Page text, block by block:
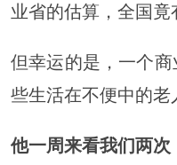
业省的估算，全国竟
但幸运的是，一个
些生活在不便中的老
他一周来看我们两次